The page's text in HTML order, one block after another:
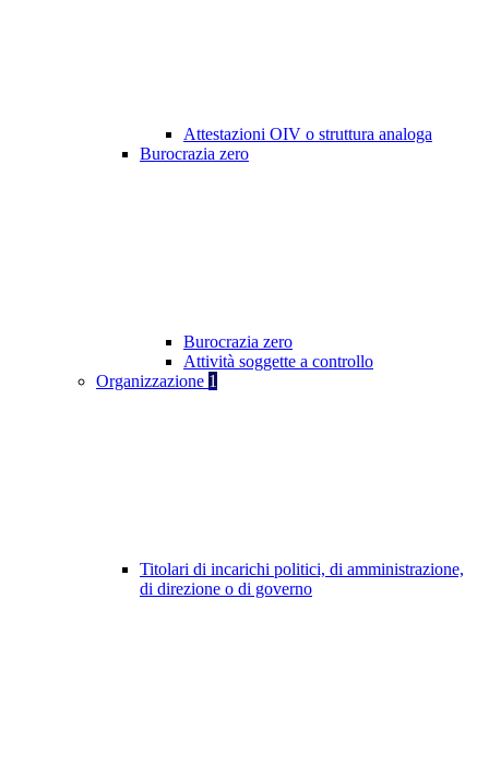
Attestazioni OIV o struttura analoga
Burocrazia zero
Burocrazia zero
Attività soggette a controllo
Organizzazione 1
Titolari di incarichi politici, di amministrazione,
di direzione o di governo